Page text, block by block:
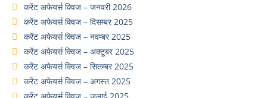
करेंट अफेयर्स क्विज – जनवरी 2026
करेंट अफेयर्स क्विज – दिसम्बर 2025
करेंट अफेयर्स क्विज – नवम्बर 2025
करेंट अफेयर्स क्विज – अक्टूबर 2025
करेंट अफेयर्स क्विज – सितम्बर 2025
करेंट अफेयर्स क्विज – अगस्त 2025